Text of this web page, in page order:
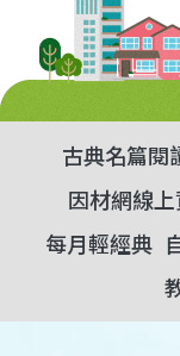
古典名篇閱
因材網線
每月輕經典